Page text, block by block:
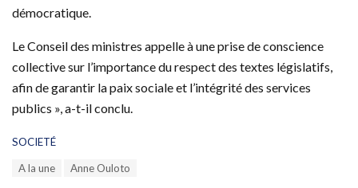
démocratique.
Le Conseil des ministres appelle à une prise de conscience
collective sur l’importance du respect des textes législatifs,
afin de garantir la paix sociale et l’intégrité des services
publics », a-t-il conclu.
C
SOCIETÉ
A la une Anne Ouloto